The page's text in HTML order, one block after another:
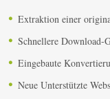
Extraktion einer
Schnellere Download-
Eingebaute
Neue Unterstützte